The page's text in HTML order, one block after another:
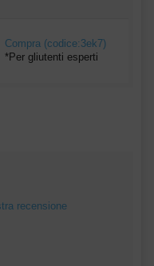
Compra (codice:3ek7)
*Per gliutenti esperti
recensione